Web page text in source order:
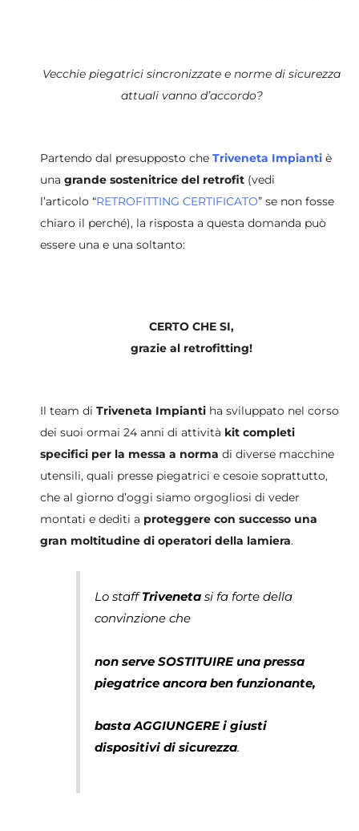
Vecchie piegatrici sincronizzate e norme di sicurezza
attuali vanno d’accordo?
Partendo dal presupposto che Triveneta Impianti è
una grande sostenitrice del retrofit (vedi
l’articolo “RETROFITTING CERTIFICATO” se non fosse
chiaro il perché), la risposta a questa domanda può
essere una e una soltanto:
CERTO CHE SI,
grazie al retrofitting!
Il team di Triveneta Impianti ha sviluppato nel corso
dei suoi ormai 24 anni di attività kit completi
specifici per la messa a norma di diverse macchine
utensili, quali presse piegatrici e cesoie soprattutto,
che al giorno d’oggi siamo orgogliosi di veder
montati e dediti a proteggere con successo una
gran moltitudine di operatori della lamiera.
Lo staffTriveneta si fa forte della
convinzione che
non serve SOSTITUIRE una pressa
piegatrice ancora ben funzionante,
basta AGGIUNGERE i giusti
dispositivi di sicurezza.